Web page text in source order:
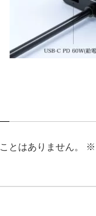
とはありません。 ※